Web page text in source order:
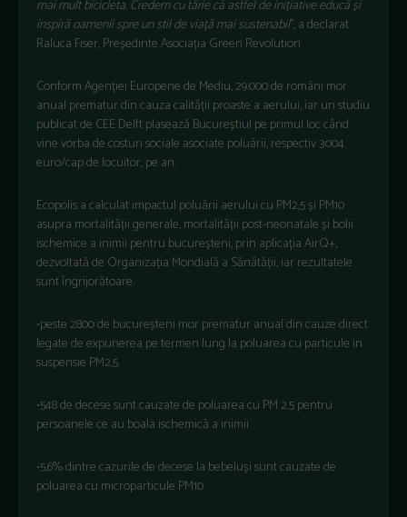
mai mult bicicleta. Credem cu tărie că astfel de inițiative educă și
inspiră oamenii spre un stil de viață mai sustenabil’’, a declarat
Raluca Fiser, Președinte Asociația Green Revolution
Conform Agenției Europene de Mediu, 29.000 de români mor
anual prematur din cauza calității proaste a aerului, iar un studiu
publicat de CEE Delft plasează Bucureștiul pe primul loc când
vine vorba de costuri sociale asociate poluării, respectiv 3004
euro/cap de locuitor, pe an.
Ecopolis a calculat impactul poluării aerului cu PM2,5 și PM10
asupra mortalității generale, mortalității post-neonatale și bolii
ischemice a inimii pentru bucureșteni, prin aplicația AirQ+,
dezvoltatăde Organizația Mondială a Sănătății, iar rezultatele
sunt îngrijorătoare:
•peste 2800 de bucureșteni mor prematur anual din cauze direct
legate de expunerea pe termen lung la poluarea cu particule in
suspensie PM2,5.
•548 de decese sunt cauzate de poluarea cu PM 2.5 pentru
persoanele ce au boala ischemică a inimii
•5,6% dintre cazurile de decese la bebeluși sunt cauzate de
poluarea cu microparticule PM10.